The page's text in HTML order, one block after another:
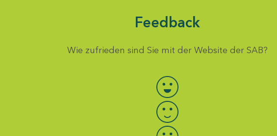
Feedback
Wie zufrieden sind Sie mit der Website der SAB?
Bewertung auswählen